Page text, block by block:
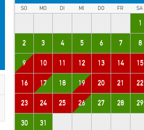
SO MO DI MI DO FR SA
1
2 3 4 5 6 7 8
9 10 11 12 13 14 15
16 17 18 19 20 21 22
23 24 25 26 27 28 29
30 31